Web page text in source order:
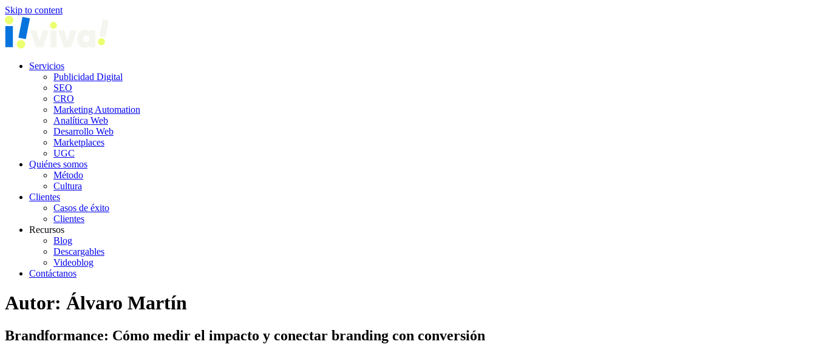
Skip to content
Servicios
Publicidad Digital
SEO
CRO
Marketing Automation
Analítica Web
Desarrollo Web
Marketplaces
UGC
Quiénes somos
Método
Cultura
Clientes
Casos de éxito
Clientes
Recursos
Blog
Descargables
Videoblog
Contáctanos
Autor: Álvaro Martín
Brandformance: Cómo medir el impacto y conectar branding con conversión